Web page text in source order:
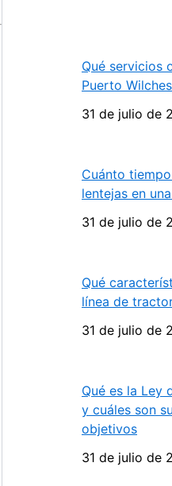
Qué servicios
Puerto
31 de julio de
Cuánto
lentejas en
31 de julio de
Qué
línea de
31 de julio de
Qué es la Ley
y cuáles son
objetivos
31 de julio de